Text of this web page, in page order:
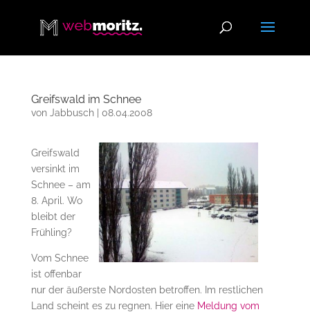
Greifswald im Schnee
von Jabbusch| 08.04.2008
Greifswald
versinkt im
Schnee – am
8. April. Wo
bleibt der
Frühling?
Vom Schnee
ist offenbar
nur der äußerste Nordosten betroffen. Im restlichen
Land scheint es zu regnen. Hier eine Meldung vom